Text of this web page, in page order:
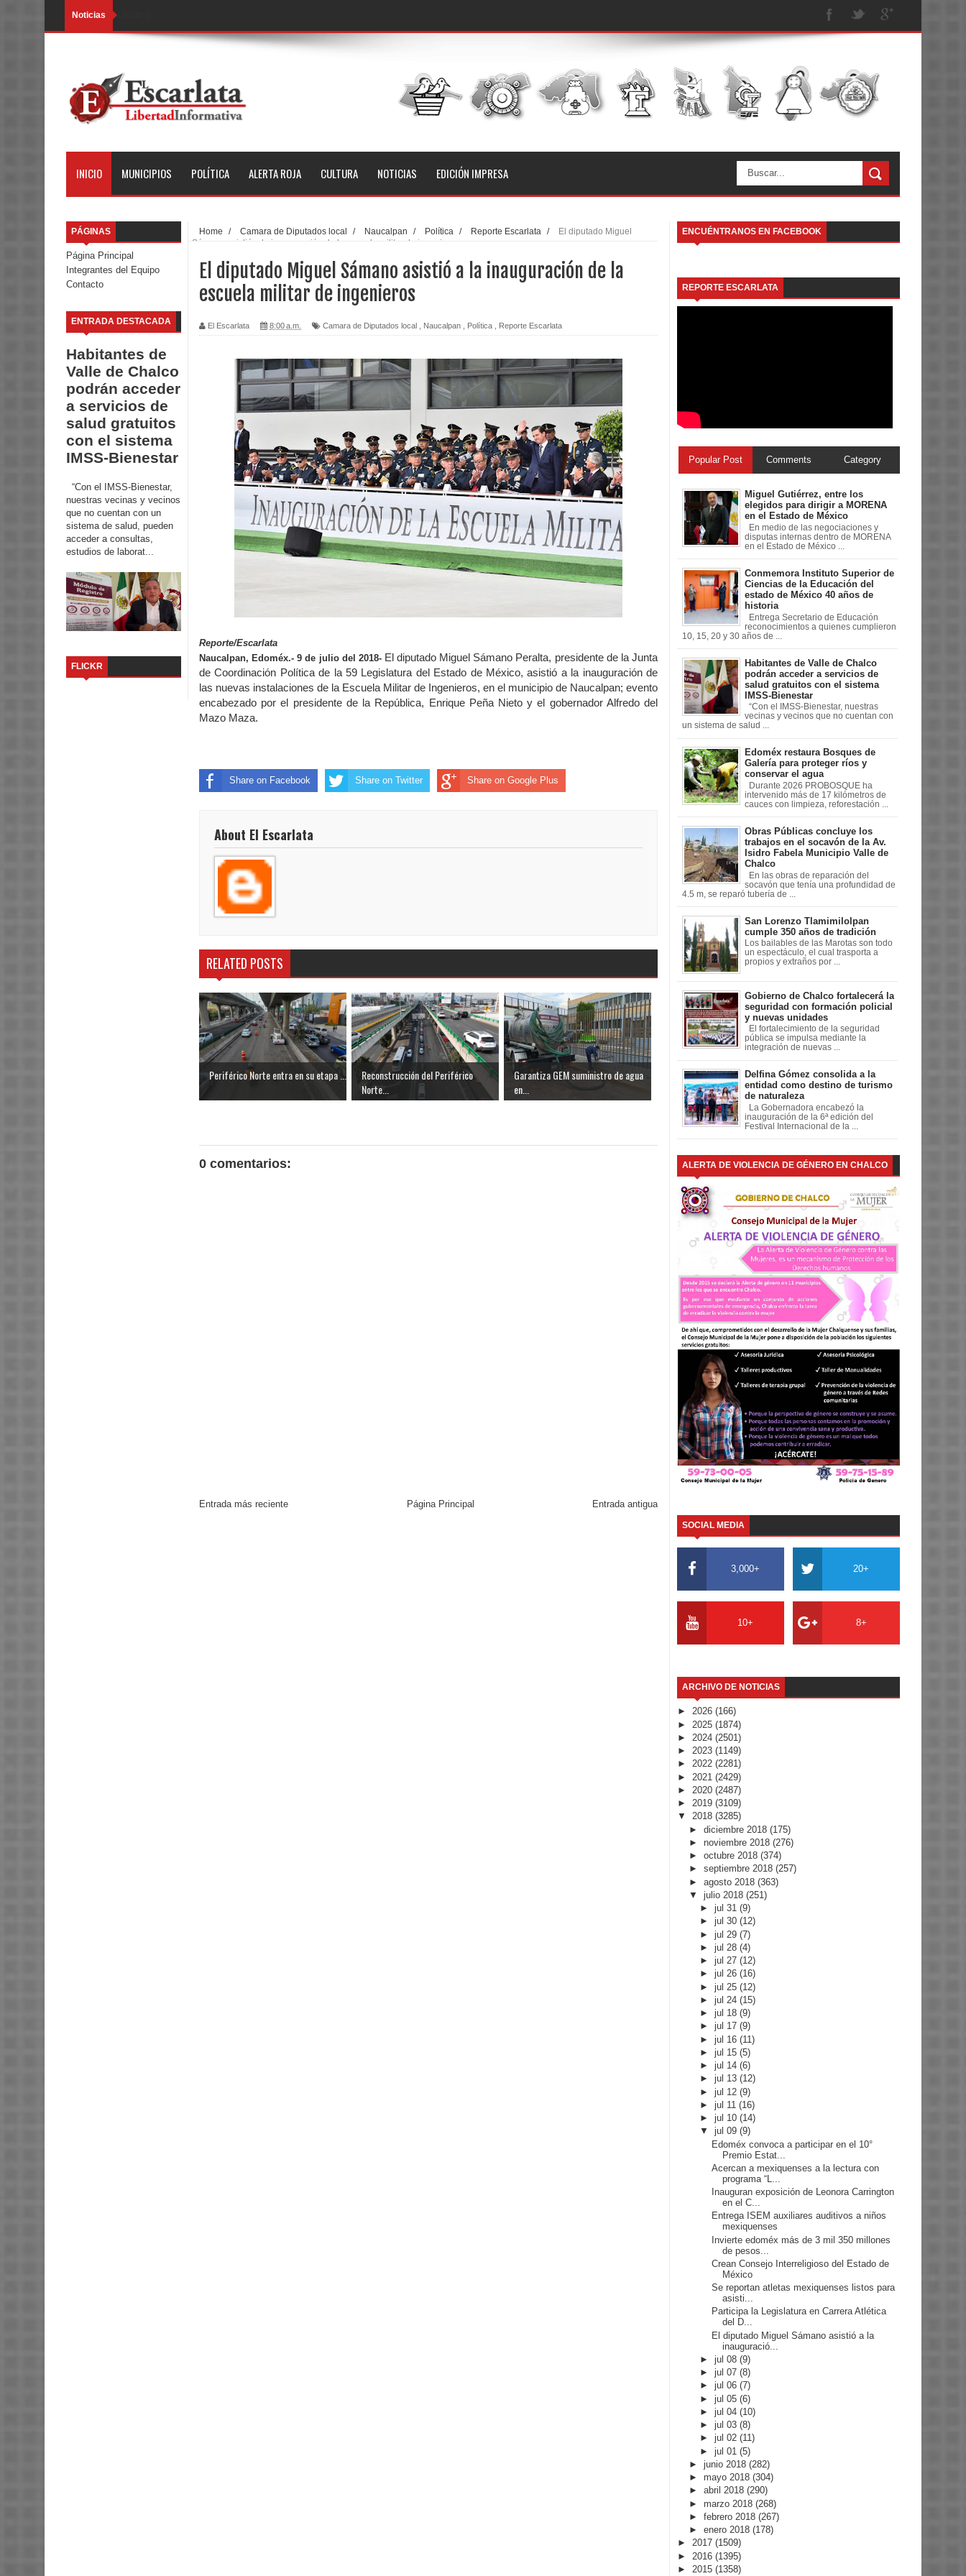
Noticias
INICIO MUNICIPIOS POLÍTICA ALERTA ROJA CULTURA NOTICIAS EDICIÓN IMPRESA
PÁGINAS
Página Principal
Integrantes del Equipo
Contacto
ENTRADA DESTACADA
Habitantes de
Valle de Chalco
podrán acceder
a servicios de
salud gratuitos
con el sistema
IMSS-Bienestar
“Con el IMSS-Bienestar,
nuestras vecinas y vecinos
que no cuentan con un
sistema de salud, pueden
acceder a consultas,
estudios de laborat...
FLICKR
Home / Camara de Diputados local / Naucalpan / Política / Reporte Escarlata /
El diputado Miguel
Sámano asistió a la inauguración de la escuela militar de ingenieros
El diputado Miguel Sámano asistió a la inauguración de la
escuela militar de ingenieros
El Escarlata 8:00 a.m. Camara de Diputados local Naucalpan Política Reporte Escarlata
Reporte/Escarlata
Naucalpan, Edoméx.- 9 de julio del 2018- El diputado Miguel Sámano Peralta, presidente de la Junta
de Coordinación Política de la 59 Legislatura del Estado de México, asistió a la inauguración de
las nuevas instalaciones de la Escuela Militar de Ingenieros, en el municipio de Naucalpan; evento
encabezado por el presidente de la República, Enrique Peña Nieto y el gobernador Alfredo del
Mazo Maza.
Share on Facebook Share on Twitter Share on Google Plus
About El Escarlata
RELATED POSTS
Periférico Norte entra en su etapa ...
Reconstrucción del Periférico
Norte...
Garantiza GEM suministro de agua
en...
0 comentarios:
Entrada más reciente Entrada antigua
Página Principal
ENCUÉNTRANOS EN FACEBOOK
REPORTE ESCARLATA
Popular Post Comments Category
Miguel Gutiérrez, entre los
elegidos para dirigir a MORENA
en el Estado de México
En medio de las negociaciones y
disputas internas dentro de MORENA
en el Estado de México ...
Conmemora Instituto Superior de
Ciencias de la Educación del
estado de México 40 años de
historia
Entrega Secretario de Educación
reconocimientos a quienes cumplieron
10, 15, 20 y 30 años de ...
Habitantes de Valle de Chalco
podrán acceder a servicios de
salud gratuitos con el sistema
IMSS-Bienestar
“Con el IMSS-Bienestar, nuestras
vecinas y vecinos que no cuentan con
un sistema de salud ...
Edoméx restaura Bosques de
Galería para proteger ríos y
conservar el agua
Durante 2026 PROBOSQUE ha
intervenido más de 17 kilómetros de
cauces con limpieza, reforestación ...
Obras Públicas concluye los
trabajos en el socavón de la Av.
Isidro Fabela Municipio Valle de
Chalco
En las obras de reparación del
socavón que tenía una profundidad de
4.5 m, se reparó tubería de ...
San Lorenzo Tlamimilolpan
cumple 350 años de tradición
Los bailables de las Marotas son todo
un espectáculo, el cual trasporta a
propios y extraños por ...
Gobierno de Chalco fortalecerá la
seguridad con formación policial
y nuevas unidades
El fortalecimiento de la seguridad
pública se impulsa mediante la
integración de nuevas ...
Delfina Gómez consolida a la
entidad como destino de turismo
de naturaleza
La Gobernadora encabezó la
inauguración de la 6ª edición del
Festival Internacional de la ...
ALERTA DE VIOLENCIA DE GÉNERO EN CHALCO
SOCIAL MEDIA
3,000+ 20+
10+ 8+
ARCHIVO DE NOTICIAS
► 2026 (166)
► 2025 (1874)
► 2024 (2501)
► 2023 (1149)
► 2022 (2281)
► 2021 (2429)
► 2020 (2487)
► 2019 (3109)
▼ 2018 (3285)
► diciembre 2018 (175)
► noviembre 2018 (276)
► octubre 2018 (374)
► septiembre 2018 (257)
► agosto 2018 (363)
▼ julio 2018 (251)
►jul 31(9)
►jul 30(12)
►jul 29(7)
►jul 28(4)
►jul 27(12)
►jul 26(16)
►jul 25(12)
►jul 24(15)
►jul 18(9)
►jul 17(9)
►jul 16(11)
►jul 15(5)
►jul 14(6)
►jul 13(12)
►jul 12(9)
►jul 11(16)
►jul 10(14)
▼jul 09(9)
Edoméx convoca a participar en el 10°
Premio Estat...
Acercan a mexiquenses a la lectura con
programa “L...
Inauguran exposición de Leonora Carrington
en el C...
Entrega ISEM auxiliares auditivos a niños
mexiquenses
Invierte edoméx más de 3 mil 350 millones
de pesos...
Crean Consejo Interreligioso del Estado de
México
Se reportan atletas mexiquenses listos para
asisti...
Participa la Legislatura en Carrera Atlética
del D...
El diputado Miguel Sámano asistió a la
inauguració...
►jul 08(9)
►jul 07(8)
►jul 06(7)
►jul 05(6)
►jul 04(10)
►jul 03(8)
►jul 02(11)
►jul 01(5)
► junio 2018 (282)
► mayo 2018 (304)
► abril 2018 (290)
► marzo 2018 (268)
► febrero 2018 (267)
► enero 2018 (178)
► 2017 (1509)
► 2016 (1395)
► 2015 (1358)